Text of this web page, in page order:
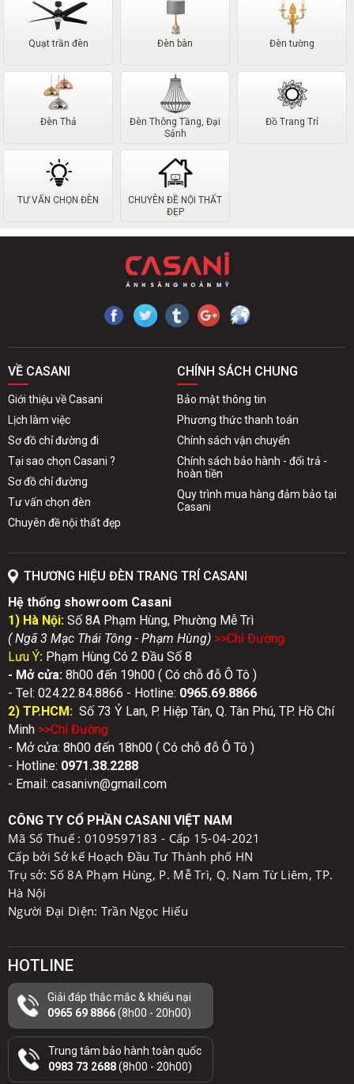
Quạt trần đèn Đèn bàn Đèn tường
Đèn Thả
Đèn Thông Tầng, Đại
Sảnh
Đồ Trang Trí
TƯ VẤN CHỌN ĐÈN
CHUYÊN ĐỀ NỘI THẤT
ĐẸP
VỀ CASANI
Giới thiệu về Casani
Lịch làm việc
Sơ đồ chỉ đường đi
Tại sao chọn Casani ?
Sơ đồ chỉ đường
Tư vấn chọn đèn
Chuyên đề nội thất đẹp
CHÍNH SÁCH CHUNG
Bảo mật thông tin
Phương thức thanh toán
Chính sách vận chuyển
Chính sách bảo hành - đổi trả -
hoàn tiền
Quy trình mua hàng đảm bảo tại
Casani
THƯƠNG HIỆU ĐÈN TRANG TRÍ CASANI
Hệ thống showroom Casani
1) Hà Nội: Số 8A Phạm Hùng, Phường Mễ Trì
( Ngã 3 Mạc Thái Tông - Phạm Hùng) >>Chỉ Đường
Lưu Ý: Phạm Hùng Có 2 Đầu Số 8
- Mở cửa: 8h00 đến 19h00 ( Có chỗ đỗ Ô Tô )
- Tel: 024.22.84.8866 - Hotline: 0965.69.8866
2) TP.HCM: Số 73 Ỷ Lan, P. Hiệp Tân, Q. Tân Phú, TP. Hồ Chí
Minh >>Chỉ Đường
- Mở cửa: 8h00 đến 18h00 ( Có chỗ đỗ Ô Tô )
- Hotline: 0971.38.2288
- Email: casanivn@gmail.com
CÔNG TY CỔ PHẦN CASANI VIỆT NAM
Mã Số Thuế : 0109597183 - Cấp 15-04-2021
Cấp bởi Sở kế Hoạch Đầu Tư Thành phố HN
Trụ sở: Số 8A Phạm Hùng, P. Mễ Trì, Q. Nam Từ Liêm, TP.
Hà Nội
Người Đại Diện: Trần Ngọc Hiếu
HOTLINE
Giải đáp thắc mắc & khiếu nại
0965 69 8866(8h00 - 20h00)
Trung tâm bảo hành toàn quốc
0983 73 2688(8h00 - 20h00)